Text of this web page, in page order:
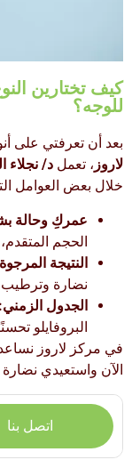
كيف تختارين
للوجه؟
بعد أن تعرفتي على
لاروز ، تعمل د/ نجلاء
خلال بعض العوامل
عمركِ وحالة
الحجم
النتيجة
نضارة وترطيب
الجدول الزمني:
البروفايلو
في مركز لاروز
الآن واستعيدي
اتصل بنا